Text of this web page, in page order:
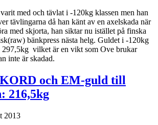
med och tävlat i -120kg klassen men han
tävlingarna då han känt av en axelskada när
med skjorta, han siktar nu istället på finska
bänkpress nästa helg. Guldet i -120kg
297,5kg vilket är en vikt som Ove brukar
inte är skadad.
och EM-guld till
216,5kg
2013